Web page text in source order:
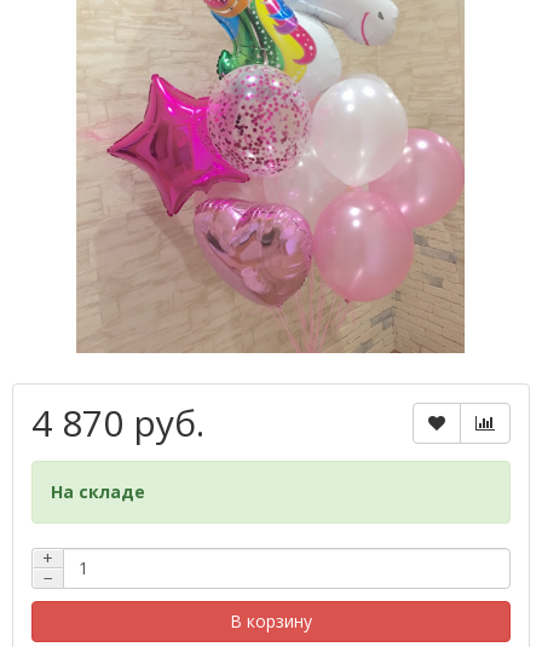
4 870 руб.
На складе
+
−
В корзину